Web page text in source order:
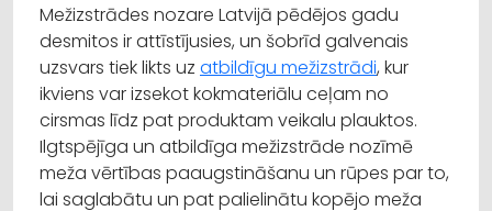
Mežizstrādes nozare Latvijā pēdējos gadu
desmitos ir attīstījusies, un šobrīd galvenais
uzsvars tiek likts uz atbildīgu mežizstrādi, kur
ikviens var izsekot kokmateriālu ceļam no
cirsmas līdz pat produktam veikalu plauktos.
Ilgtspējīga un atbildīga mežizstrāde nozīmē
meža vērtības paaugstināšanu un rūpes par to,
lai saglabātu un pat palielinātu kopējo meža